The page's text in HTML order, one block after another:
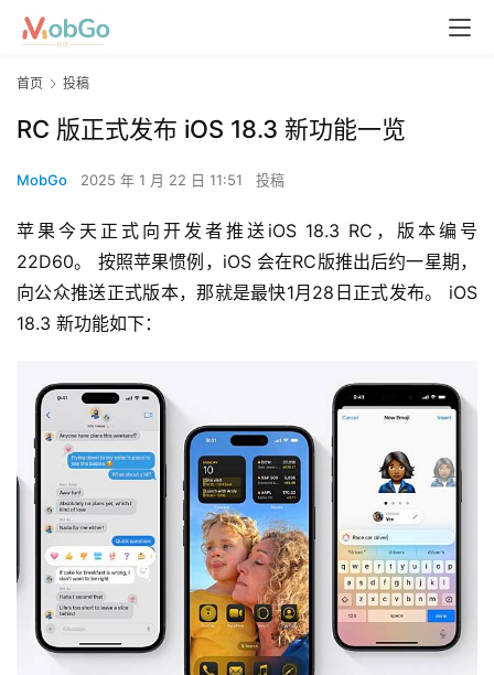
首页 投稿
RC 版正式发布 iOS 18.3 新功能一览
MobGo 2025 年 1 月 22 日 11:51 投稿
苹果今天正式向开发者推送iOS 18.3 RC，版本编号
22D60。 按照苹果惯例，iOS 会在RC版推出后约一星期，
向公众推送正式版本，那就是最快1月28日正式发布。 iOS
18.3 新功能如下：